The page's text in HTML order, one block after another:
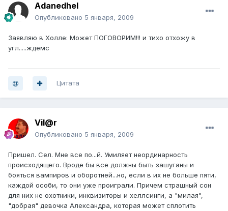
Adanedhel
Опубликовано 5 января, 2009
Заявляю в Холле: Может ПОГОВОРИМ!!! и тихо отхожу в
угл.....ждемс
Цитата
Vil@r
Опубликовано 5 января, 2009
Пришел. Сел. Мне все по...й. Умиляет неординарность
происходящего. Вроде бы все должны быть зашуганы и
бояться вампиров и оборотней...но, если в их не больше пяти,
каждой особи, то они уже проиграли. Причем страшный сон
для них не охотники, инквизиторы и хеллсинги, а "милая",
"добрая" девочка Александра, которая может сплотить